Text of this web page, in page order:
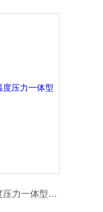
P190温压一体化传感器 温度压力一体型变送器